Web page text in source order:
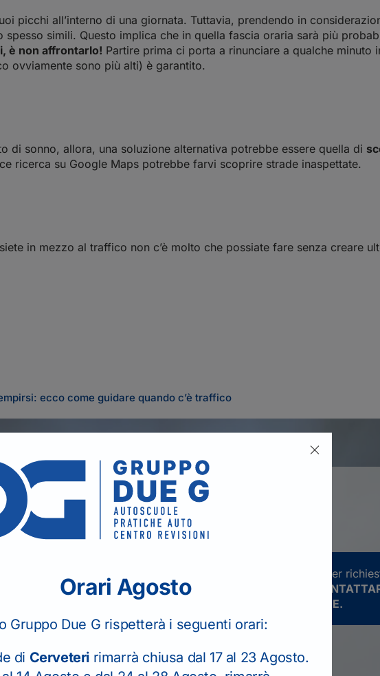
picchi all’interno di una giornata. Tuttavia, prendendo in
simili. Questo implica che in quella fascia oraria sarà più
è non affrontarlo! Partire prima ci porta a rinunciare a qualche minuto
ovviamente sono più alti) è garantito.
di sonno, allora, una soluzione alternativa potrebbe essere quella di
ricerca su Google Maps potrebbe farvi scoprire strade inaspettate.
in mezzo al traffico non c’è molto che possiate fare senza creare
ecco come guidare quando c’è traffico
Il seguente form serve solo per
PER I RINNOVI PATENTE
TELEFONICAMENTE LA SEDE.
Orari Agosto
Gruppo Due G rispetterà i seguenti orari:
di Cerveteri rimarrà chiusa dal 17 al 23 Agosto.